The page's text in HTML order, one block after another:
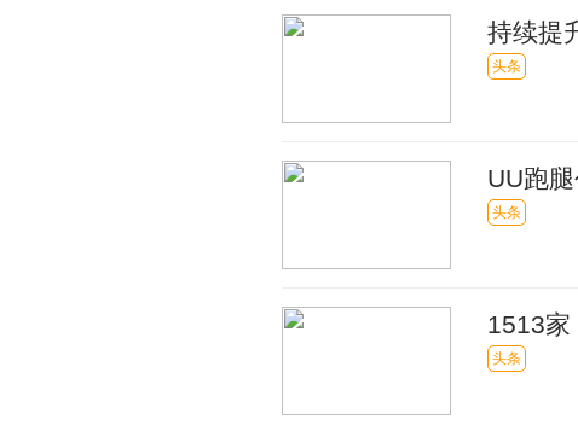
持续提
头条
UU跑
财金先生
头条
1513家
头条